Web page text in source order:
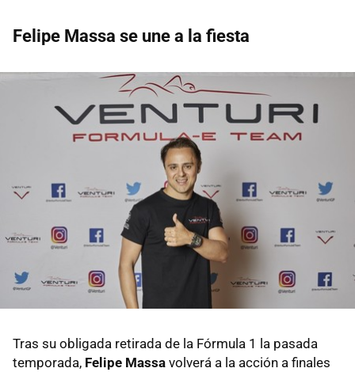
Felipe Massa se une a la fiesta
Tras su obligada retirada de la Fórmula 1 la pasada
temporada, Felipe Massa volverá a la acción a finales